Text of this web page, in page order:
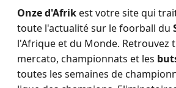
Onze d'Afrikest votre site qui
toute l'actualité sur le foorball du
l'Afrique et du Monde. Retrouvez
mercato, championnats et les
toutes les semaines de